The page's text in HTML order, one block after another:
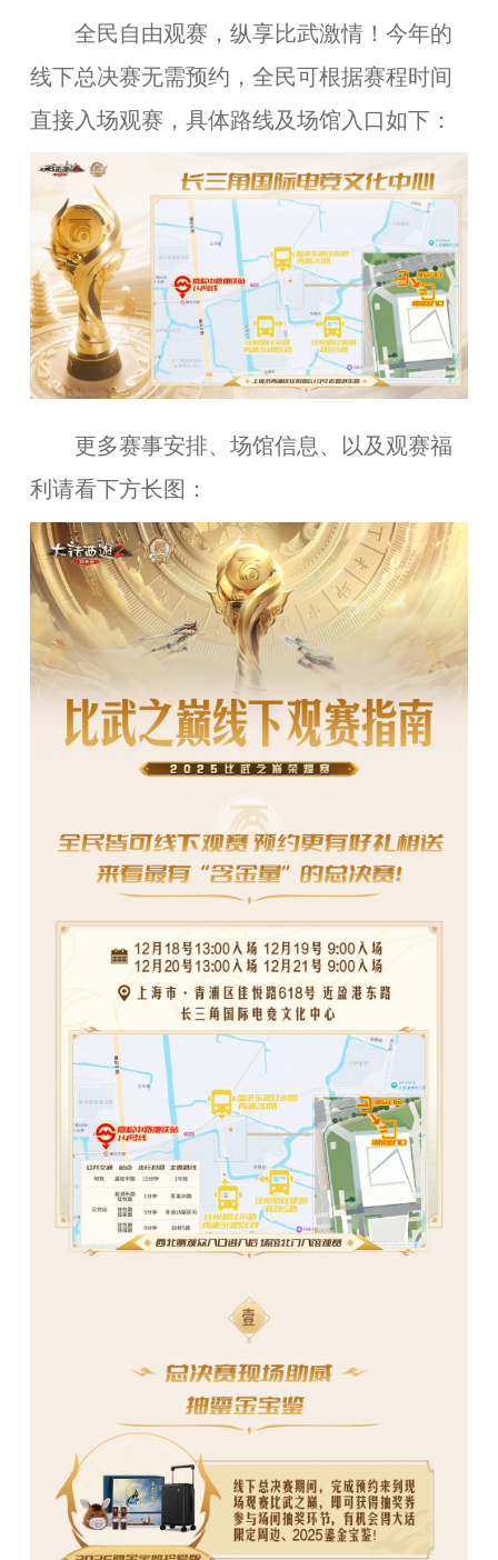
全民自由观赛，纵享比武激情！今年的
线下总决赛无需预约，全民可根据赛程时间
直接入场观赛，具体路线及场馆入口如下：
更多赛事安排、场馆信息、以及观赛福
利请看下方长图：